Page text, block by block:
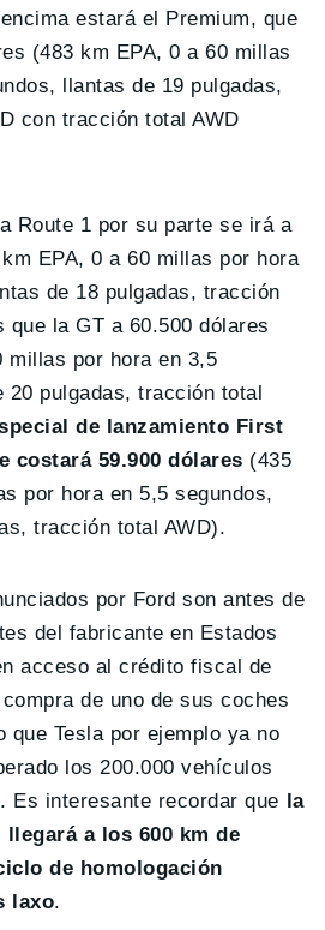
estará el Premium, que
(483 km EPA, 0 a 60 millas
llantas de 19 pulgadas,
con tracción total AWD
Route 1 por su parte se irá a
EPA, 0 a 60 millas por hora
de 18 pulgadas, tracción
que la GT a 60.500 dólares
millas por hora en 3,5
20 pulgadas, tracción total
de lanzamiento First
costará 59.900 dólares (435
por hora en 5,5 segundos,
tracción total AWD).
por Ford son antes de
del fabricante en Estados
acceso al crédito fiscal de
de uno de sus coches
que Tesla por ejemplo ya no
los 200.000 vehículos
Es interesante recordar que
la
a los 600 km de
de homologación
laxo.